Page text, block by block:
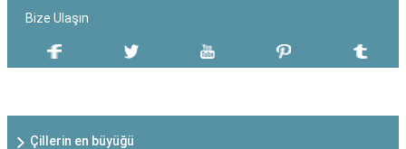
Bize Ulaşın
Çillerin en büyüğü